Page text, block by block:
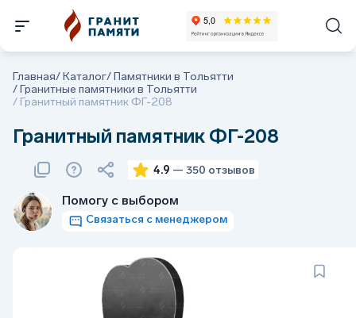
Главная/Каталог/Памятники в Тольятти
/Гранитные памятники в Тольятти
/ Гранитный памятник ФГ-208
Гранитный памятник ФГ-208
4.9 — 350 отзывов
Помогу с выбором
Связаться с менеджером